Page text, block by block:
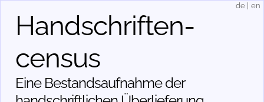
Handschriften­
census
Eine Bestandsaufnahme der
de en